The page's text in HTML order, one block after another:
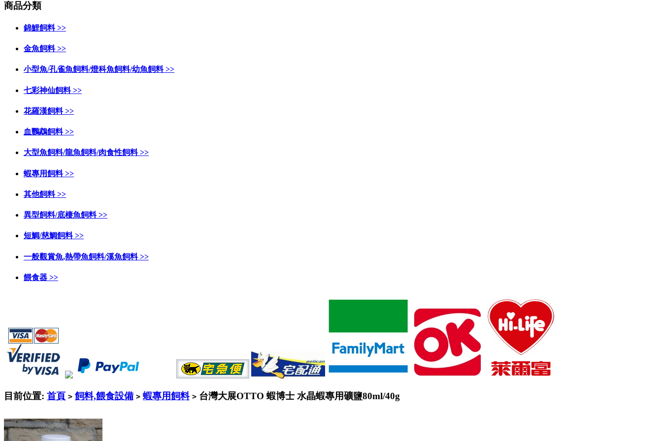
商品分類
錦鯉飼料 >>
金魚飼料 >>
小型魚/孔雀魚飼料/燈科魚飼料/幼魚飼料 >>
七彩神仙飼料 >>
花羅漢飼料 >>
血鸚鵡飼料 >>
大型魚飼料/龍魚飼料/肉食性飼料 >>
蝦專用飼料 >>
其他飼料 >>
異型飼料/底棲魚飼料 >>
短鯛/慈鯛飼料 >>
一般觀賞魚,熱帶魚飼料/溪魚飼料 >>
餵食器 >>
目前位置: 首頁 > 飼料,餵食設備 > 蝦專用飼料 > 台灣大展OTTO 蝦博士 水晶蝦專用礦鹽80ml/40g